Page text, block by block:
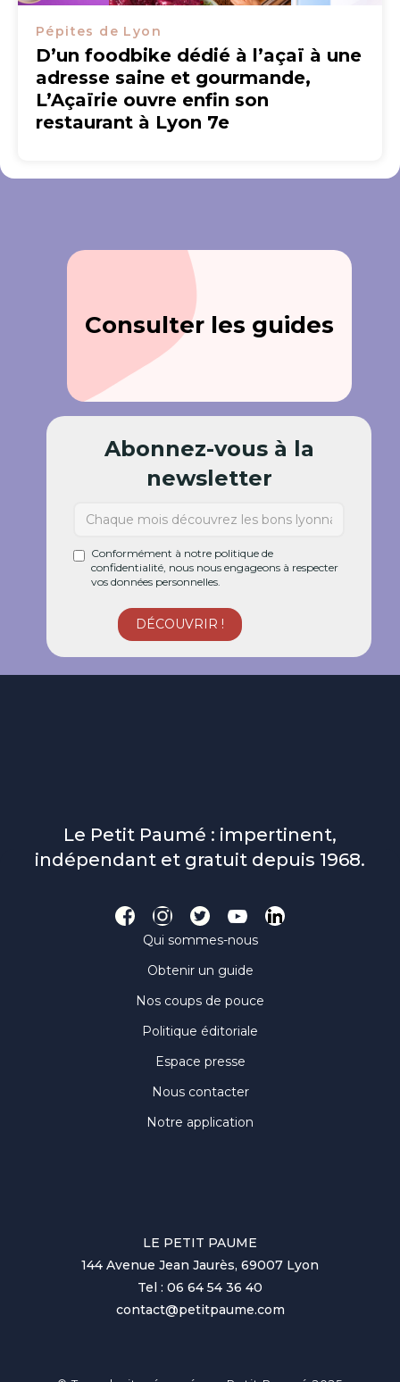
Pépites de Lyon
D’un foodbike dédié à l’açaï à une
adresse saine et gourmande,
L’Açaïrie ouvre enfin son
restaurant à Lyon 7e
Consulter les guides
Abonnez-vous à la
newsletter
Conformément à notre politique de
confidentialité, nous nous engageons à respecter
vos données personnelles.
Le Petit Paumé : impertinent,
indépendant et gratuit depuis 1968.
Qui sommes-nous
Obtenir un guide
Nos coups de pouce
Politique éditoriale
Espace presse
Nous contacter
Notre application
LE PETIT PAUME
144 Avenue Jean Jaurès, 69007 Lyon
Tel : 06 64 54 36 40
contact@petitpaume.com